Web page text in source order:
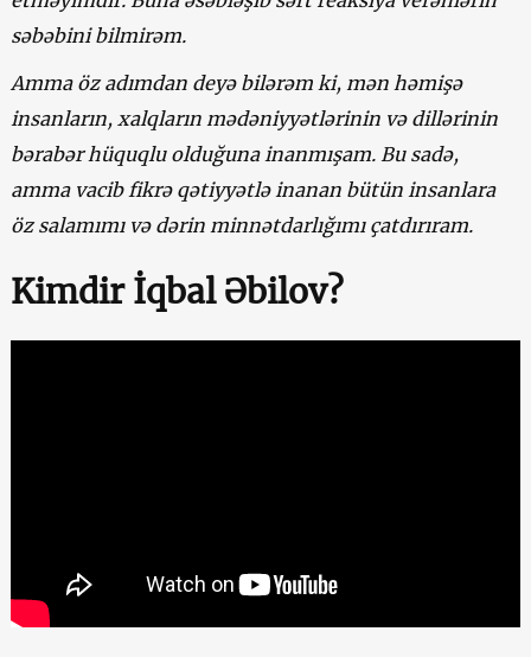
səbəbini bilmirəm.
Amma öz adımdan deyə bilərəm ki, mən həmişə
insanların, xalqların mədəniyyətlərinin və dillərinin
bərabər hüquqlu olduğuna inanmışam. Bu sadə,
amma vacib fikrə qətiyyətlə inanan bütün insanlara
öz salamımı və dərin minnətdarlığımı çatdırıram.
Kimdir İqbal Əbilov?